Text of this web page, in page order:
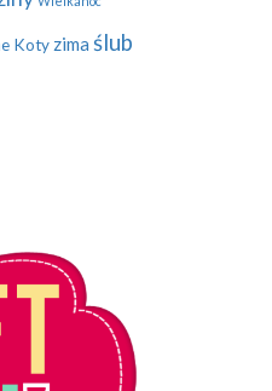
Koty zima ślub